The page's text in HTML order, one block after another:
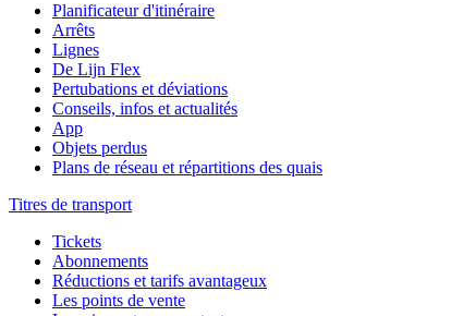
Planificateur d'itinéraire
Arrêts
Lignes
De Lijn Flex
Pertubations et déviations
Conseils, infos et actualités
App
Objets perdus
Plans de réseau et répartitions des quais
Titres de transport
Tickets
Abonnements
Réductions et tarifs avantageux
Les points de vente